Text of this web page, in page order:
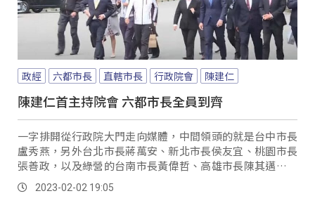
政經 六都市長 直轄市長 行政院會 陳建仁
陳建仁首主持院會 六都市長全員到齊
一字排開從行政院大門走向媒體，中間領頭的就是台中市長
盧秀燕，另外台北市長蔣萬安、新北市長侯友宜、桃園市長
張善政，以及綠營的台南市長黃偉哲、高雄市長陳其邁都通
通現身。
2023-02-02 19:05